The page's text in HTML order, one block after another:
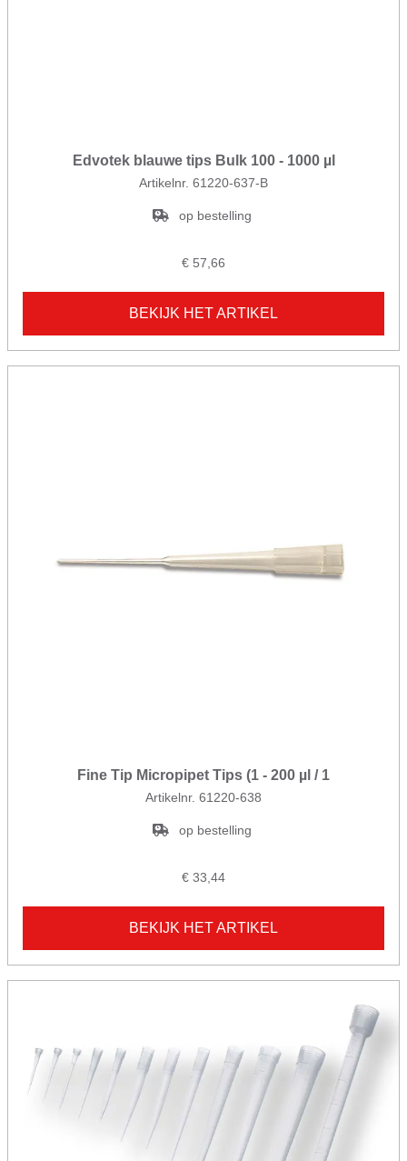
Edvotek blauwe tips Bulk 100 - 1000 µl
Artikelnr. 61220-637-B
op bestelling
€ 57,66
BEKIJK HET ARTIKEL
Fine Tip Micropipet Tips (1 - 200 µl / 1
Artikelnr. 61220-638
op bestelling
€ 33,44
BEKIJK HET ARTIKEL